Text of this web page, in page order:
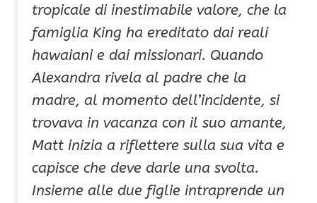
tropicale di inestimabile valore, che la
famiglia King ha ereditato dai reali
hawaiani e dai missionari. Quando
Alexandra rivela al padre che la
madre, al momento dell’incidente, si
trovava in vacanza con il suo amante,
Matt inizia a riflettere sulla sua vita e
capisce che deve darle una svolta.
Insieme alle due figlie intraprende un